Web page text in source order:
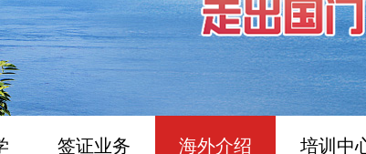
签证业务 海外介绍 培训中